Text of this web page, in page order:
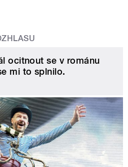
ocitnout se v románu
mi to splnilo.